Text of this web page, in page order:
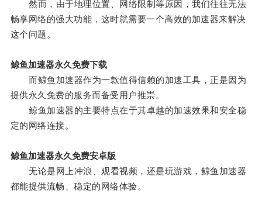
然而，由于地理位置、网络限制等原因，我们往往无法
畅享网络的强大功能，这时就需要一个高效的加速器来解决
这个问题。
鲸鱼加速器永久免费下载
而鲸鱼加速器作为一款值得信赖的加速工具，正是因为
提供永久免费的服务而备受用户推崇。
鲸鱼加速器的主要特点在于其卓越的加速效果和安全稳
定的网络连接。
鲸鱼加速器永久免费安卓版
无论是网上冲浪、观看视频，还是玩游戏，鲸鱼加速器
都能提供流畅、稳定的网络体验。